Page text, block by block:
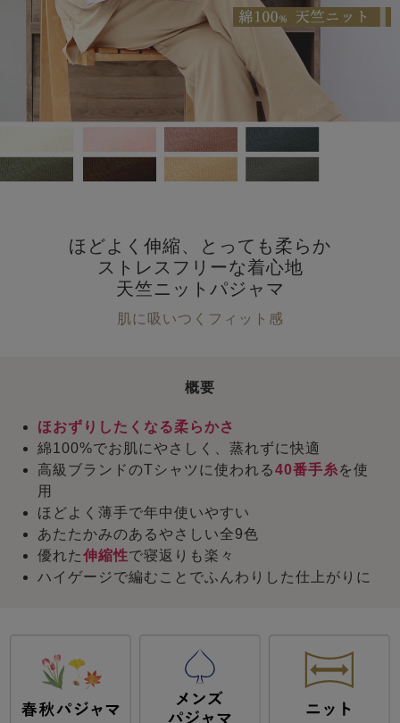
ほどよく伸縮、とっても柔らか
ストレスフリーな着心地
天竺ニットパジャマ
肌に吸いつくフィット感
概要
ほおずりしたくなる柔らかさ
綿100%でお肌にやさしく、蒸れずに快適
高級ブランドのTシャツに使われる40番手糸を使
用
ほどよく薄手で年中使いやすい
あたたかみのあるやさしい全9色
優れた伸縮性で寝返りも楽々
ハイゲージで編むことでふんわりした仕上がりに